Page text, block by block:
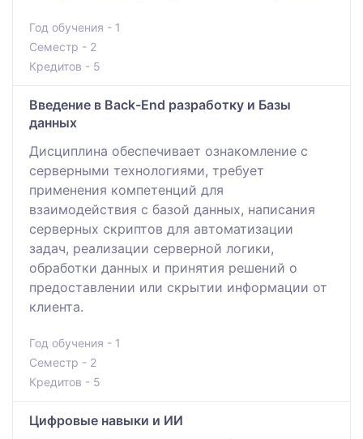
Год обучения - 1
Семестр - 2
Кредитов - 5
Введение в Back-End разработку и Базы
данных
Дисциплина обеспечивает ознакомление с
серверными технологиями, требует
применения компетенций для
взаимодействия с базой данных, написания
серверных скриптов для автоматизации
задач, реализации серверной логики,
обработки данных и принятия решений о
предоставлении или скрытии информации от
клиента.
Год обучения - 1
Семестр - 2
Кредитов - 5
Цифровые навыки и ИИ